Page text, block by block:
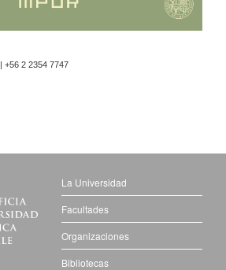
| +56 2 2354 7747
La Universidad
Facultades
Organizaciones
Bibliotecas